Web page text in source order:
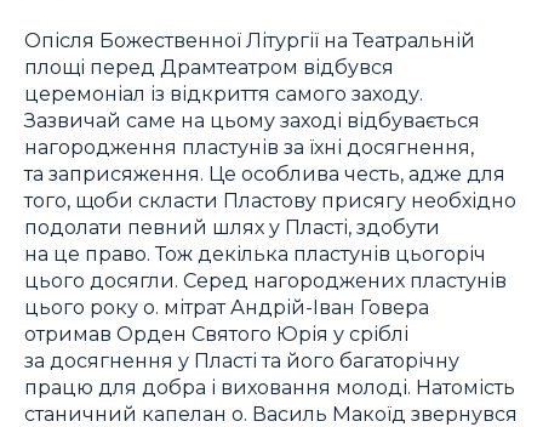
Опісля Божественної Літургії на Театральній
площі перед Драмтеатром відбувся
церемоніал із відкриття самого заходу.
Зазвичай саме на цьому заході відбувається
нагородження пластунів за їхні досягнення,
та заприсяження. Це особлива честь, адже для
того, щоби скласти Пластову присягу необхідно
подолати певний шлях у Пласті, здобути
на це право. Тож декілька пластунів цьогоріч
цього досягли. Серед нагороджених пластунів
цього року о. мітрат Андрій-Іван Говера
отримав Орден Святого Юрія у сріблі
за досягнення у Пласті та його багаторічну
працю для добра і виховання молоді. Натомість
станичний капелан о. Василь Макоїд звернувся